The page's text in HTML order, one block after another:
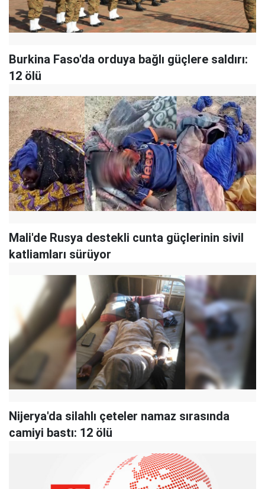
Burkina Faso'da orduya bağlı güçlere saldırı:
12 ölü
Mali'de Rusya destekli cunta güçlerinin sivil
katliamları sürüyor
Nijerya'da silahlı çeteler namaz sırasında
camiyi bastı: 12 ölü